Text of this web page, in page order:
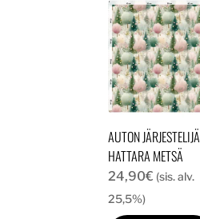
AUTON JÄRJESTELIJÄ
HATTARA METSÄ
24,90€ (sis. alv.
25,5%)